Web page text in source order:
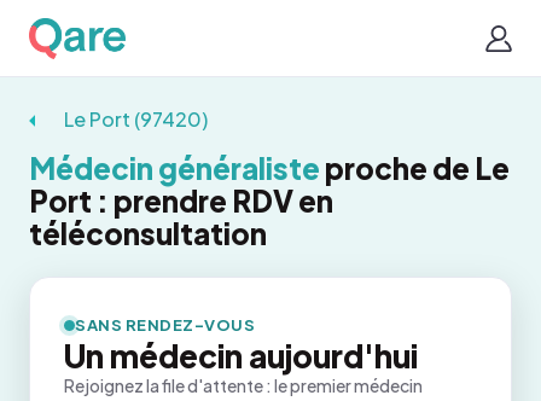
Le Port (97420)
Médecin généraliste proche de Le
Port : prendre RDV en
téléconsultation
SANS RENDEZ-VOUS
Un médecin aujourd'hui
Rejoignez la file d'attente : le premier médecin